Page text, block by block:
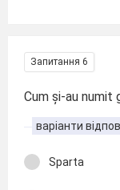
Запитання 6
Cum și-au numit
варіанти
Sparta